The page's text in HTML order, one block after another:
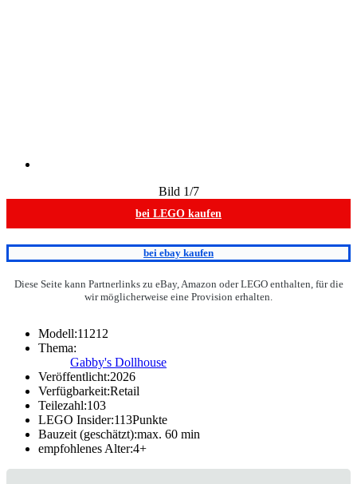
Bild 1/7
bei LEGO kaufen
bei ebay kaufen
Diese Seite kann Partnerlinks zu eBay, Amazon oder LEGO enthalten, für die
wir möglicherweise eine Provision erhalten.
Modell:11212
Thema:
Gabby's Dollhouse
Veröffentlicht:2026
Verfügbarkeit:Retail
Teilezahl:103
LEGO Insider:113Punkte
Bauzeit (geschätzt):max. 60 min
empfohlenes Alter:4+